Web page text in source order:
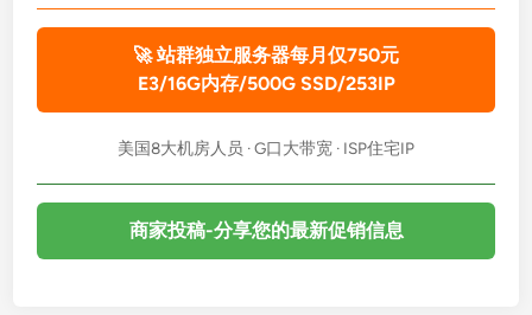
🚀 站群独立服务器每月仅750元
E3/16G内存/500G SSD/253IP
美国8大机房人员 · G口大带宽 · ISP住宅IP
商家投稿-分享您的最新促销信息